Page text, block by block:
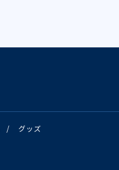
/ グッズ